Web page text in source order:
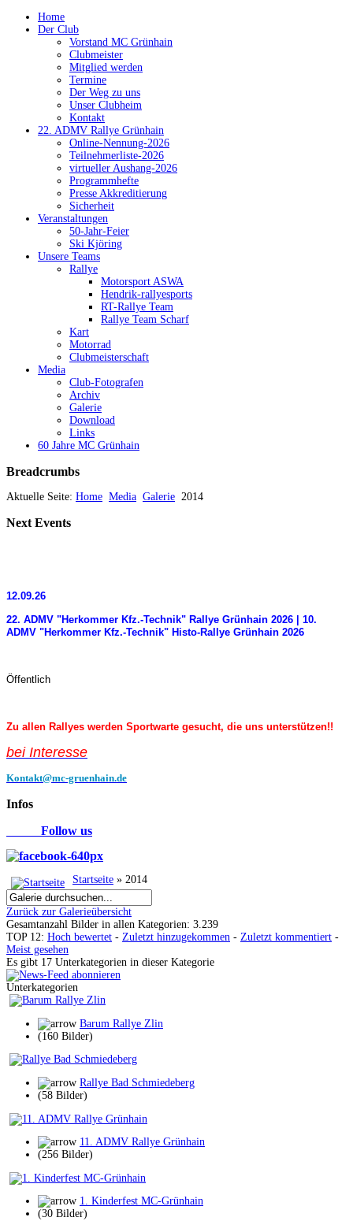
Home
Der Club
Vorstand MC Grünhain
Clubmeister
Mitglied werden
Termine
Der Weg zu uns
Unser Clubheim
Kontakt
22. ADMV Rallye Grünhain
Online-Nennung-2026
Teilnehmerliste-2026
virtueller Aushang-2026
Programmhefte
Presse Akkreditierung
Sicherheit
Veranstaltungen
50-Jahr-Feier
Ski Kjöring
Unsere Teams
Rallye
Motorsport ASWA
Hendrik-rallyesports
RT-Rallye Team
Rallye Team Scharf
Kart
Motorrad
Clubmeisterschaft
Media
Club-Fotografen
Archiv
Galerie
Download
Links
60 Jahre MC Grünhain
Breadcrumbs
Aktuelle Seite: Home Media Galerie 2014
Next Events
12.09.26
22. ADMV "Herkommer Kfz.-Technik" Rallye Grünhain 2026 | 10.
ADMV "Herkommer Kfz.-Technik" Histo-Rallye Grünhain 2026
Öffentlich
Zu allen Rallyes werden Sportwarte gesucht, die uns unterstützen!!
bei Interesse
Kontakt@mc-gruenhain.de
Infos
Follow us
Startseite » 2014
Zurück zur Galerieübersicht
Gesamtanzahl Bilder in allen Kategorien: 3.239
TOP 12: Hoch bewertet - Zuletzt hinzugekommen - Zuletzt kommentiert -
Meist gesehen
Es gibt 17 Unterkategorien in dieser Kategorie
Unterkategorien
Barum Rallye Zlin
(160 Bilder)
Rallye Bad Schmiedeberg
(58 Bilder)
11. ADMV Rallye Grünhain
(256 Bilder)
1. Kinderfest MC-Grünhain
(30 Bilder)